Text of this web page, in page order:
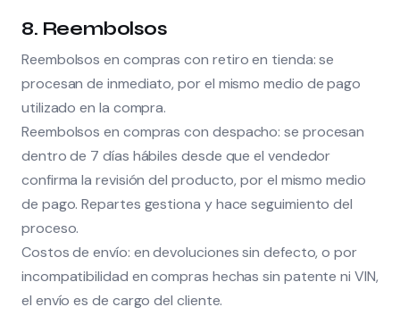
8. Reembolsos
Reembolsos en compras con retiro en tienda: se
procesan de inmediato, por el mismo medio de pago
utilizado en la compra.
Reembolsos en compras con despacho: se procesan
dentro de 7 días hábiles desde que el vendedor
confirma la revisión del producto, por el mismo medio
de pago. Repartes gestiona y hace seguimiento del
proceso.
Costos de envío: en devoluciones sin defecto, o por
incompatibilidad en compras hechas sin patente ni VIN,
el envío es de cargo del cliente.